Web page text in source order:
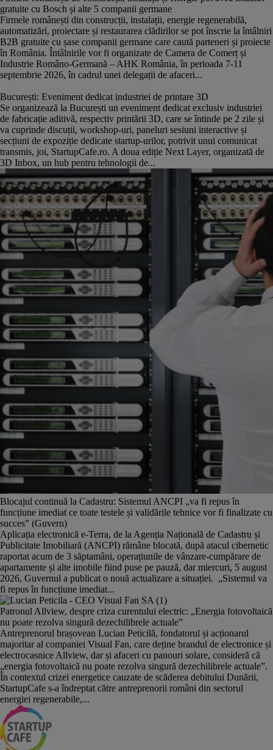
gratuite cu Bosch și alte 5 companii germane
Firmele românești din construcții, instalații, energie regenerabilă,
automatizări, proiectare și restaurarea clădirilor se pot înscrie la întâlniri
B2B gratuite cu șase companii germane care caută parteneri și proiecte
în România. Întâlnirile vor fi organizate de Camera de Comerț și
Industrie Româno-Germană – AHK România, în perioada 7-11
septembrie 2026, în cadrul unei delegații de afaceri...
București: Eveniment dedicat industriei de printare 3D
Se organizează la București un eveniment dedicat exclusiv industriei
de fabricație aditivă, respectiv printării 3D, care se întinde pe 2 zile și
va cuprinde discuții, workshop-uri, paneluri sesiuni interactive și
secțiuni de expoziție dedicate startup-urilor, potrivit unui comunicat
transmis, joi, StartupCafe.ro. A doua ediție Next Layer, organizată de
3D Inbox, un hub pentru tehnologii de...
Blocajul continuă la Cadastru: Sistemul ANCPI „va fi repus în
funcțiune imediat ce toate testele și validările tehnice vor fi finalizate cu
succes” (Guvern)
Aplicația electronică e-Terra, de la Agenția Națională de Cadastru și
Publicitate Imobiliară (ANCPI) rămâne blocată, după atacul cibernetic
raportat acum de 3 săptamâni, operațiunile de vânzare-cumpărare de
apartamente și alte imobile fiind puse pe pauză, dar miercuri, 5 august
2026, Guvernul a publicat o nouă actualizare a situației. „Sistemul va
fi repus în funcțiune imediat...
Patronul Allview, despre criza curentului electric: „Energia fotovoltaică
nu poate rezolva singură dezechilibrele actuale”
Antreprenorul brașovean Lucian Peticilă, fondatorul și acționarul
majoritar al companiei Visual Fan, care deține brandul de electronice și
electrocasnice Allview, dar și afaceri cu panouri solare, consideră că
„energia fotovoltaică nu poate rezolva singură dezechilibrele actuale”.
În contextul crizei energetice cauzate de scăderea debitului Dunării,
StartupCafe s-a îndreptat către antreprenorii români din sectorul
energiei regenerabile,...